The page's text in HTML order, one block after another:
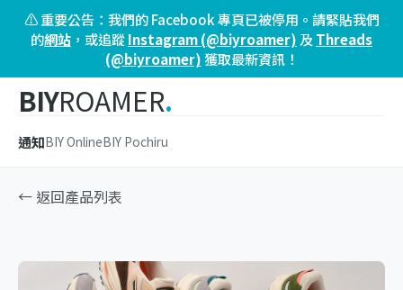
⚠️ 重要公告：我們的 Facebook 專頁已被停用。請緊貼我們
的網站 ，或追蹤Instagram (@biyroamer) 及 Threads
(@biyroamer)獲取最新資訊！
BIYROAMER.
通知BIY OnlineBIY Pochiru
← 返回產品列表